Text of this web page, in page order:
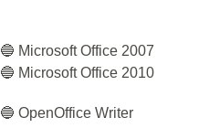
🔵 Microsoft Office 2007
🔵 Microsoft Office 2010
🔵 OpenOffice Writer